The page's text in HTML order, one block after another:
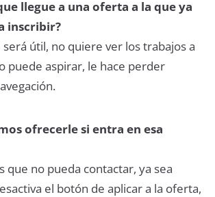
llegue a una oferta a la que ya
inscribir?
será útil, no quiere ver los trabajos a
puede aspirar, le hace perder
ofrecerle si entra en esa
que no pueda contactar, ya sea
el botón de aplicar a la oferta,